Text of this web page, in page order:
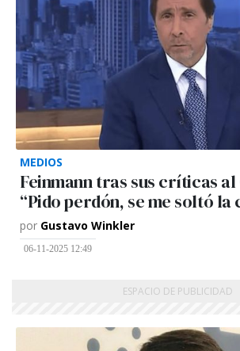
MEDIOS
Feinmann tras sus críticas
“Pido perdón, se me soltó la
por Gustavo Winkler
06-11-2025 12:49